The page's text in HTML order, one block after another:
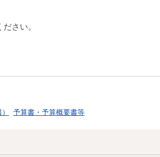
さい。
予算書・予算概要書等